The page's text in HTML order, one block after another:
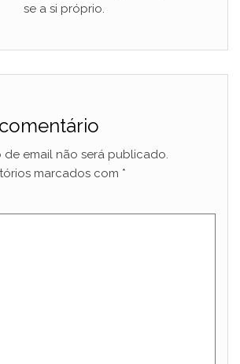
se a si próprio.
de email não será publicado.
marcados com *